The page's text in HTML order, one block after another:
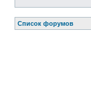
Список форумов